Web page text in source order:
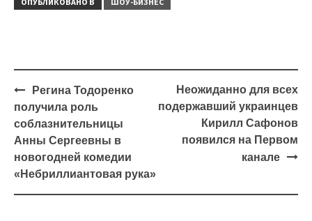
Навигация
Регина Тодоренко
получила роль
соблазнительницы
Анны Сергеевны в
новогодней комедии
«Небриллиантовая рука»
Неожиданно для всех
подержавший украинцев
Кирилл Сафонов
появился на Первом
канале